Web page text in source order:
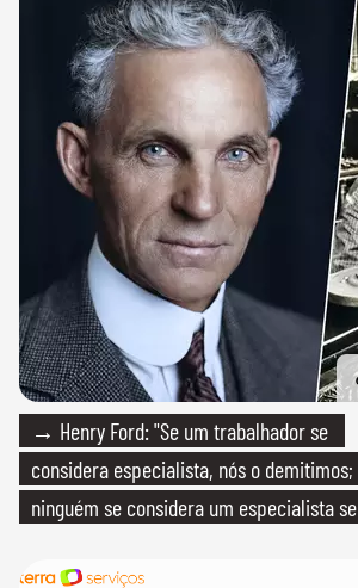
→ Henry Ford: "Se um trabalhador se
considera especialista, nós o demitimos;
ninguém se considera um especialista se